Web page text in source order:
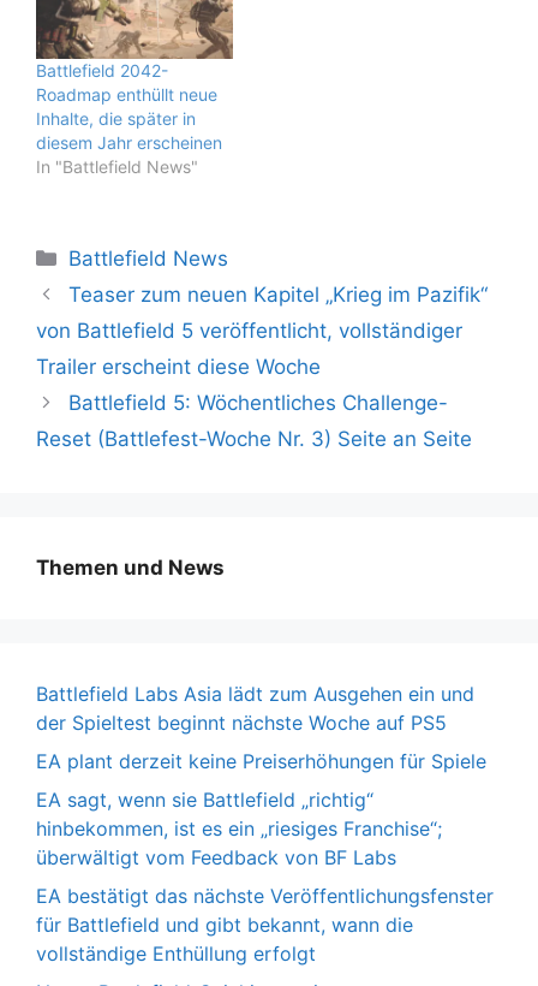
Battlefield 2042-
Roadmap enthüllt neue
Inhalte, die später in
diesem Jahr erscheinen
In "Battlefield News"
Kategorien
Battlefield News
Teaser zum neuen Kapitel „Krieg im Pazifik“
von Battlefield 5 veröffentlicht, vollständiger
Trailer erscheint diese Woche
Battlefield 5: Wöchentliches Challenge-
Reset (Battlefest-Woche Nr. 3) Seite an Seite
Themen und News
Battlefield Labs Asia lädt zum Ausgehen ein und
der Spieltest beginnt nächste Woche auf PS5
EA plant derzeit keine Preiserhöhungen für Spiele
EA sagt, wenn sie Battlefield „richtig“
hinbekommen, ist es ein „riesiges Franchise“;
überwältigt vom Feedback von BF Labs
EA bestätigt das nächste Veröffentlichungsfenster
für Battlefield und gibt bekannt, wann die
vollständige Enthüllung erfolgt